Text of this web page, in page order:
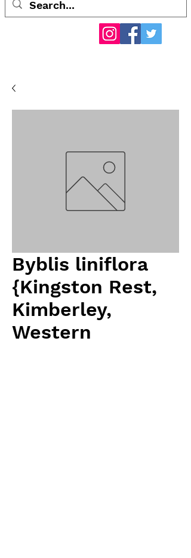
Byblis liniflora
{Kingston Rest,
Kimberley,
Western